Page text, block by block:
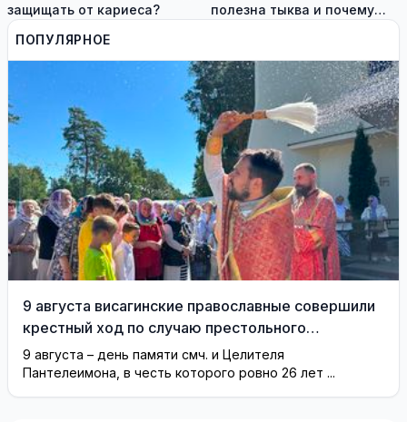
защищать от кариеса?
полезна тыква и почему
стоит добавить её в рацион
ПОПУЛЯРНОЕ
9 августа висагинские православные совершили
крестный ход по случаю престольного
праздника (фотогалерея)
9 августа – день памяти смч. и Целителя
Пантелеимона, в честь которого ровно 26 лет ...